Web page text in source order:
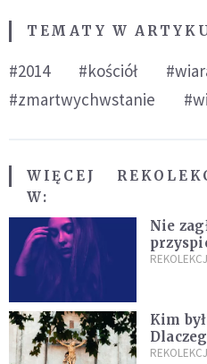
TEMATY W
#2014 #kościół
#zmartwychwstanie
WIĘCEJ
W:
Nie
Kim
I